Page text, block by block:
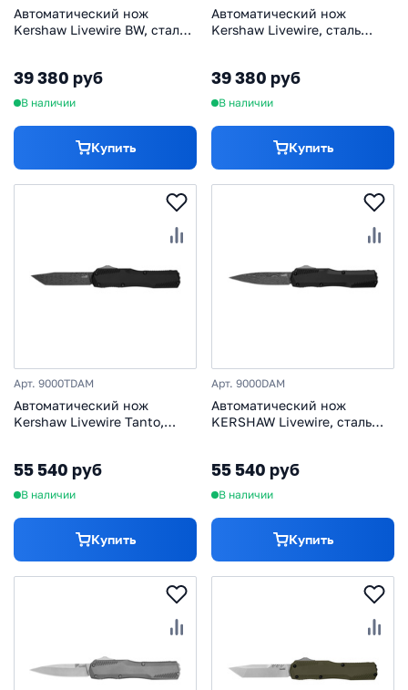
Автоматический нож
Kershaw Livewire BW, сталь
39 380 руб
В наличии
Купить
Автоматический нож
Kershaw Livewire, сталь
39 380 руб
В наличии
Купить
Арт. 9000TDAM
Автоматический нож
Kershaw Livewire Tanto,
55 540 руб
В наличии
Купить
Арт. 9000DAM
Автоматический нож
KERSHAW Livewire, сталь
55 540 руб
В наличии
Купить